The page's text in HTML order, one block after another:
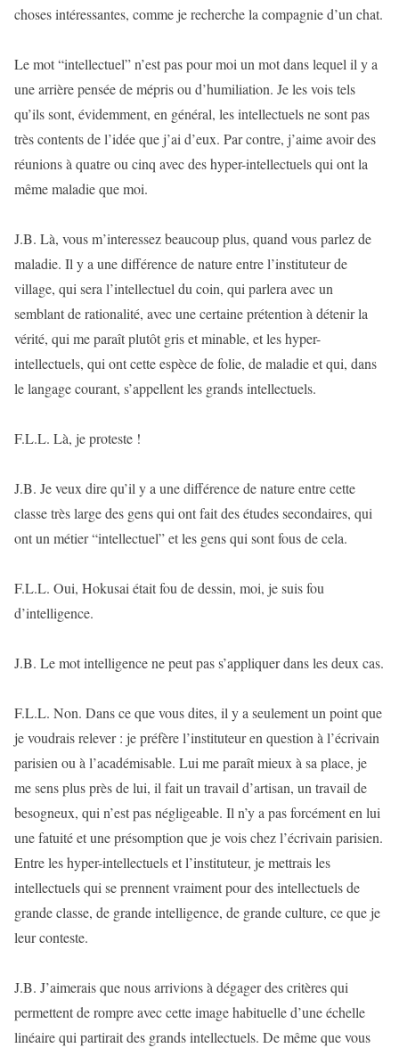
choses intéressantes, comme je recherche la compagnie d’un chat.
Le mot “intellectuel” n’est pas pour moi un mot dans lequel il y a
une arrière pensée de mépris ou d’humiliation. Je les vois tels
qu’ils sont, évidemment, en général, les intellectuels ne sont pas
très contents de l’idée que j’ai d’eux. Par contre, j’aime avoir des
réunions à quatre ou cinq avec des hyper-intellectuels qui ont la
même maladie que moi.
J.B. Là, vous m’interessez beaucoup plus, quand vous parlez de
maladie. Il y a une différence de nature entre l’instituteur de
village, qui sera l’intellectuel du coin, qui parlera avec un
semblant de rationalité, avec une certaine prétention à détenir la
vérité, qui me paraît plutôt gris et minable, et les hyper-
intellectuels, qui ont cette espèce de folie, de maladie et qui, dans
le langage courant, s’appellent les grands intellectuels.
F.L.L. Là, je proteste !
J.B. Je veux dire qu’il y a une différence de nature entre cette
classe très large des gens qui ont fait des études secondaires, qui
ont un métier “intellectuel” et les gens qui sont fous de cela.
F.L.L. Oui, Hokusai était fou de dessin, moi, je suis fou
d’intelligence.
J.B. Le mot intelligence ne peut pas s’appliquer dans les deux cas.
F.L.L. Non. Dans ce que vous dites, il y a seulement un point que
je voudrais relever : je préfère l’instituteur en question à l’écrivain
parisien ou à l’académisable. Lui me paraît mieux à sa place, je
me sens plus près de lui, il fait un travail d’artisan, un travail de
besogneux, qui n’est pas négligeable. Il n’y a pas forcément en lui
une fatuité et une présomption que je vois chez l’écrivain parisien.
Entre les hyper-intellectuels et l’instituteur, je mettrais les
intellectuels qui se prennent vraiment pour des intellectuels de
grande classe, de grande intelligence, de grande culture, ce que je
leur conteste.
J.B. J’aimerais que nous arrivions à dégager des critères qui
permettent de rompre avec cette image habituelle d’une échelle
linéaire qui partirait des grands intellectuels. De même que vous